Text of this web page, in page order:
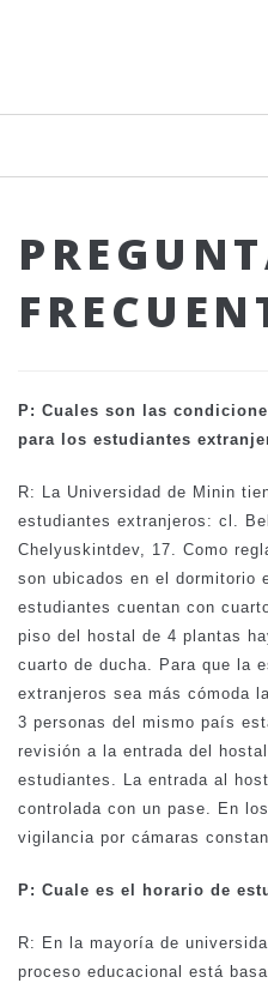
P: Cuales son las
para los estudiantes
R: La Universidad de Minin
estudiantes extranjeros: cl.
Chelyuskintdev, 17. Como
son ubicados en el dormitorio
estudiantes cuentan con
piso del hostal de 4 plantas
cuarto de ducha. Para que la
extranjeros sea más cómoda
3 personas del mismo país
revisión a la entrada del
estudiantes. La entrada al
controlada con un pase. En
vigilancia por cámaras
P: Cuale es el horario de
R: En la mayoría de
proceso educacional está